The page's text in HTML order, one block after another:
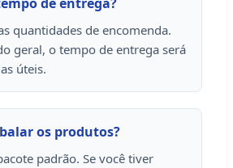
quantidades de encomenda.
geral, o tempo de entrega será
úteis.
os produtos?
padrão. Se você tiver